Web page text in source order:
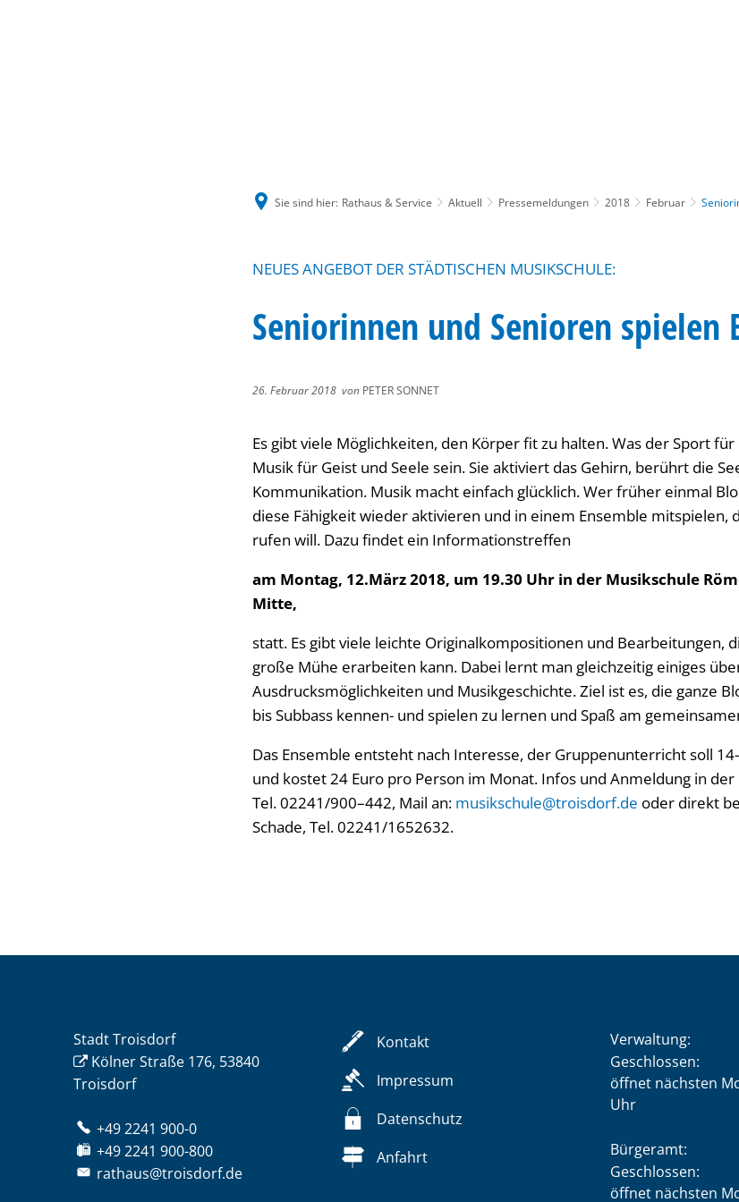
Sie sind hier: Rathaus & Service Aktuell Pressemeldungen 2018 Februar
NEUES ANGEBOT DER STÄDTISCHEN MUSIKSCHULE:
Seniorinnen und Senioren spielen
26. Februar 2018 von PETER SONNET
Es gibt viele Möglichkeiten, den Körper fit zu halten. Was der Sport
Musik für Geist und Seele sein. Sie aktiviert das Gehirn, berührt die
Kommunikation. Musik macht einfach glücklich. Wer früher einmal
diese Fähigkeit wieder aktivieren und in einem Ensemble mitspielen,
rufen will. Dazu findet ein Informationstreffen
am Montag, 12.März 2018, um 19.30 Uhr in der Musikschule
Mitte,
statt. Es gibt viele leichte Originalkompositionen und Bearbeitungen,
große Mühe erarbeiten kann. Dabei lernt man gleichzeitig einiges
Ausdrucksmöglichkeiten und Musikgeschichte. Ziel ist es, die ganze
bis Subbass kennen- und spielen zu lernen und Spaß am
Das Ensemble entsteht nach Interesse, der Gruppenunterricht soll
und kostet 24 Euro pro Person im Monat. Infos und Anmeldung in
Tel. 02241/900–442, Mail an: musikschule@troisdorf.de oder direkt
Schade, Tel. 02241/1652632.
Stadt Troisdorf
Kölner Straße 176, 53840
Troisdorf
+49 2241 900-0
+49 2241 900-800
rathaus@troisdorf.de
Kontakt
Impressum
Datenschutz
Anfahrt
Verwaltung:
Klicken, um
Geschlossen:
öffnet nächsten
Uhr
Bürgeramt:
Klicken, um
Geschlossen:
öffnet nächsten